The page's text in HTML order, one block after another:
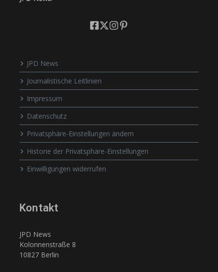
JPD News
Journalistische Leitlinien
Impressum
Datenschutz
Privatsphäre-Einstellungen ändern
Historie der Privatsphäre-Einstellungen
Einwilligungen widerrufen
Kontakt
JPD News
Kolonnenstraße 8
10827 Berlin